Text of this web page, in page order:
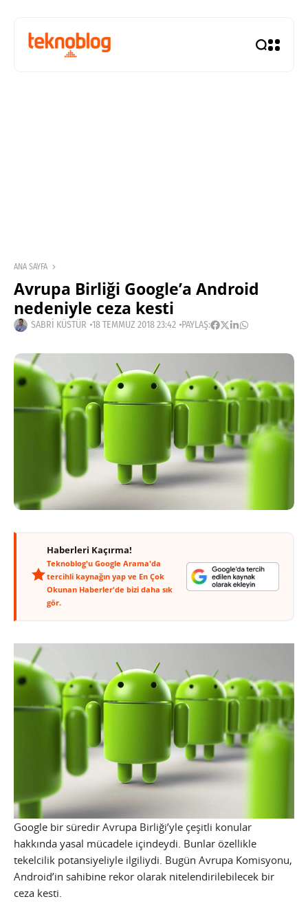
ANA SAYFA
Avrupa Birliği Google’a Android
nedeniyle ceza kesti
SABRI KÜSTÜR 18 TEMMUZ 2018 23:42 PAYLAŞ:
Haberleri Kaçırma!
Teknoblog'u Google Arama'da
tercihli kaynağın yap ve En Çok
Okunan Haberler'de bizi daha sık
gör.
Google bir süredir Avrupa Birliği’yle çeşitli konular
hakkında yasal mücadele içindeydi. Bunlar özellikle
tekelcilik potansiyeliyle ilgiliydi. Bugün Avrupa Komisyonu,
Android’in sahibine rekor olarak nitelendirilebilecek bir
ceza kesti.